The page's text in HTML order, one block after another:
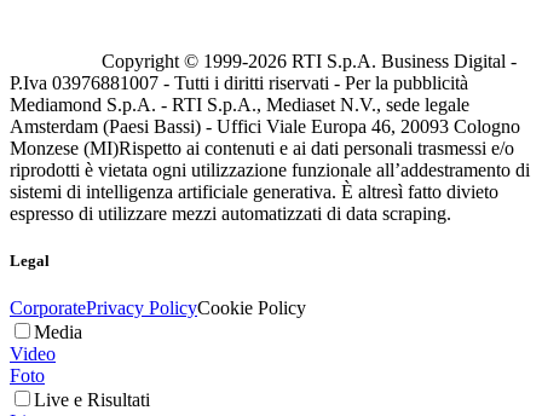
Copyright © 1999-2026 RTI S.p.A. Business Digital -
P.Iva 03976881007 - Tutti i diritti riservati - Per la pubblicità
Mediamond S.p.A. - RTI S.p.A., Mediaset N.V., sede legale
Amsterdam (Paesi Bassi) - Uffici Viale Europa 46, 20093 Cologno
Monzese (MI)Rispetto ai contenuti e ai dati personali trasmessi e/o
riprodotti è vietata ogni utilizzazione funzionale all’addestramento di
sistemi di intelligenza artificiale generativa. È altresì fatto divieto
espresso di utilizzare mezzi automatizzati di data scraping.
Legal
CorporatePrivacy PolicyCookie Policy
Media
Video
Foto
Live e Risultati